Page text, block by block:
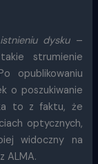
dysku–
strumienie
opublikowaniu
o poszukiwanie
to z faktu, że
optycznych,
widoczny na
ALMA.